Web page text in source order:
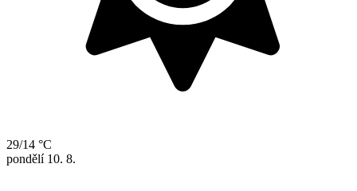
29/14 °C
pondělí 10. 8.